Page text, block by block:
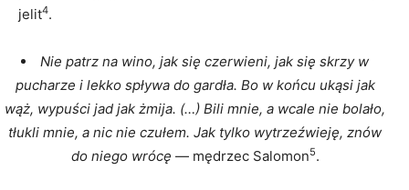
jelit4.
Nie patrz na wino, jak się czerwieni, jak się skrzy w
pucharze i lekko spływa do gardła. Bo w końcu ukąsi jak
wąż, wypuści jad jak żmija. (…) Bili mnie, a wcale nie bolało,
tłukli mnie, a nic nie czułem. Jak tylko wytrzeźwieję, znów
do niego wrócę — mędrzec Salomon5.